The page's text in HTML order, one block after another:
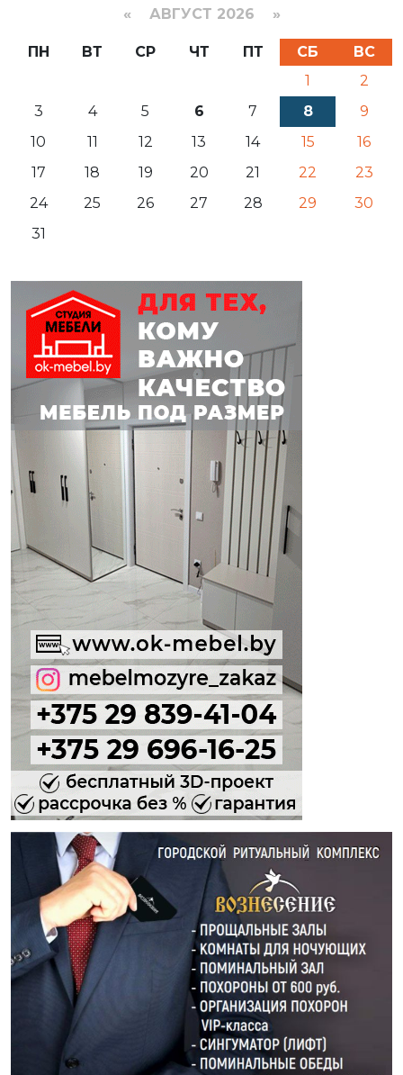
« АВГУСТ 2026 »
ПН ВТ СР ЧТ ПТ СБ
ВС
1
2
3
4 5 6 7 8
9
10
11 12 13 14 15
16
17
18 19 20 21 22
23
24
25 26 27 28 29
30
31